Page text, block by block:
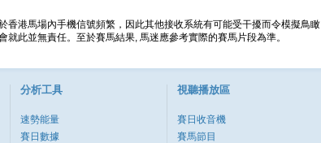
港馬場內手機信號頻繁，因此其他接收系統有可能受干擾而令模擬鳥瞰
此並無責任。至於賽馬結果, 馬迷應參考實際的賽馬片段為準。
分析工具
速勢能量
賽日數據
視聽播放區
賽日收音機
賽馬節目